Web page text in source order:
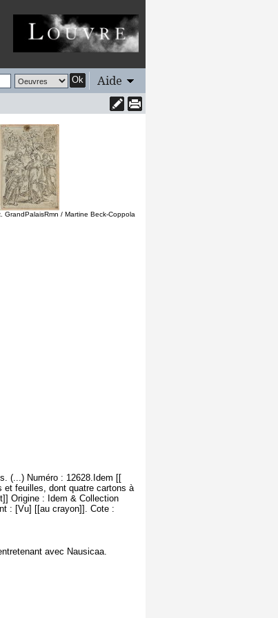
Ok Aide
GrandPalaisRmn / Martine Beck-Coppola
(...) Numéro : 12628.Idem [[
et feuilles, dont quatre cartons à
Origine : Idem & Collection
: [Vu] [[au crayon]]. Cote :
avec Nausicaa.